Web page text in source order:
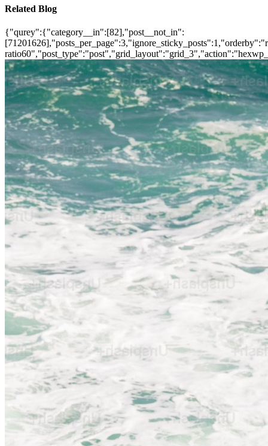
Related Blog
{"qurey":{"category__in":[82],"post__not_in":